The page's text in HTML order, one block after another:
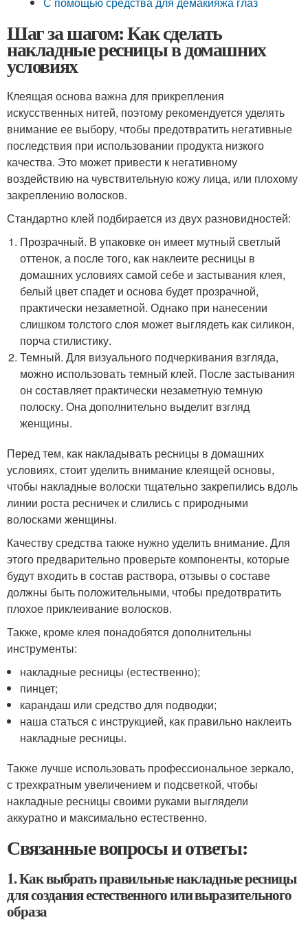
Шаг за шагом: Как сделать
накладные ресницы в домашних
условиях
Клеящая основа важна для прикрепления
искусственных нитей, поэтому рекомендуется уделять
внимание ее выбору, чтобы предотвратить негативные
последствия при использовании продукта низкого
качества. Это может привести к негативному
воздействию на чувствительную кожу лица, или плохому
закреплению волосков.
Стандартно клей подбирается из двух разновидностей:
Прозрачный. В упаковке он имеет мутный светлый
оттенок, а после того, как наклеите ресницы в
домашних условиях самой себе и застывания клея,
белый цвет спадет и основа будет прозрачной,
практически незаметной. Однако при нанесении
слишком толстого слоя может выглядеть как силикон,
порча стилистику.
Темный. Для визуального подчеркивания взгляда,
можно использовать темный клей. После застывания
он составляет практически незаметную темную
полоску. Она дополнительно выделит взгляд
женщины.
Перед тем, как накладывать ресницы в домашних
условиях, стоит уделить внимание клеящей основы,
чтобы накладные волоски тщательно закрепились вдоль
линии роста ресничек и слились с природными
волосками женщины.
Качеству средства также нужно уделить внимание. Для
этого предварительно проверьте компоненты, которые
будут входить в состав раствора, отзывы о составе
должны быть положительными, чтобы предотвратить
плохое приклеивание волосков.
Также, кроме клея понадобятся дополнительны
инструменты:
накладные ресницы (естественно);
пинцет;
карандаш или средство для подводки;
наша статься с инструкцией, как правильно наклеить
накладные ресницы.
Также лучше использовать профессиональное зеркало,
с трехкратным увеличением и подсветкой, чтобы
накладные ресницы своими руками выглядели
аккуратно и максимально естественно.
Связанные вопросы и ответы:
1. Как выбрать правильные накладные ресницы
для создания естественного или выразительного
образа